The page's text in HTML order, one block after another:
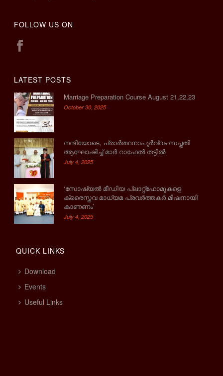
FOLLOW US ON
LATEST POSTS
Marriage Preparation Course August 21,22,23
October 30, 2025
നന്ദിയോടെ, പ്രാര്‍ത്ഥനാപൂര്‍വ്വം സപ്തതി
ആഘോഷിച്ച് മാര്‍ റാഫേല്‍ തട്ടില്‍
July 4, 2025
‘സോഷ്യല്‍ മീഡിയ പ്ലാറ്റ്‌ഫോമുകളെ
ക്രൈസ്തവ മാധ്യമ പ്രവര്‍ത്തകര്‍ മിഷനായി
കാണണം’
July 4, 2025
QUICK LINKS
Download
Events
Useful Links